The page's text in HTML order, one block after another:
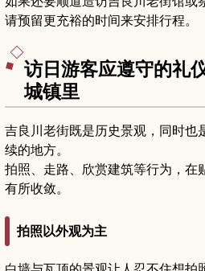
请预留更充裕的时间来安排行程。
访日游客应遵守的礼
城镇里
吉良川老街既是历史景观，同时也
续的地方。
拍照、走路、欣赏建筑等行为，在
有所收敛。
拍照以外观为主